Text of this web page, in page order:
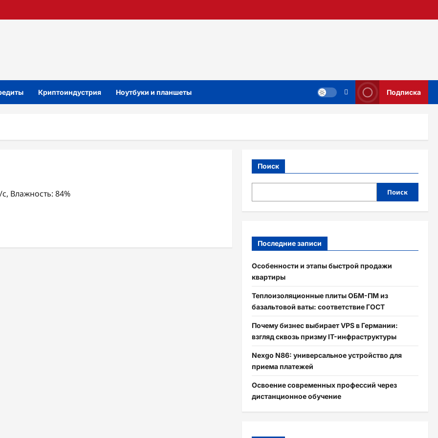
Криптоиндустрия Ноутбуки и планшеты Подписка
Влажность: 84%
Поиск
Поиск
Последние записи
Особенности и этапы быстрой продажи
квартиры
Теплоизоляционные плиты ОБМ-ПМ из
базальтовой ваты: соответствие ГОСТ
Почему бизнес выбирает VPS в Германии:
взгляд сквозь призму IT-инфраструктуры
Nexgo N86: универсальное устройство для
приема платежей
Освоение современных профессий через
дистанционное обучение